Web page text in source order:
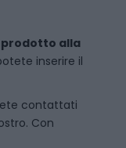
alla
inserire il
contattati
Con